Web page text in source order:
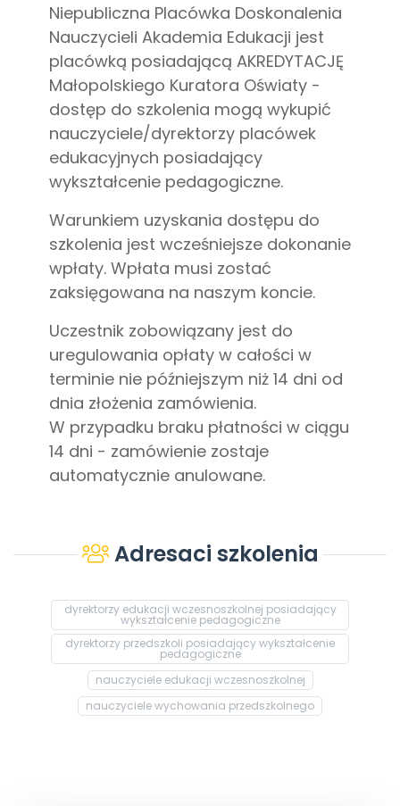
Niepubliczna Placówka Doskonalenia
Nauczycieli Akademia Edukacji jest
placówką posiadającą AKREDYTACJĘ
Małopolskiego Kuratora Oświaty -
dostęp do szkolenia mogą wykupić
nauczyciele/dyrektorzy placówek
edukacyjnych posiadający
wykształcenie pedagogiczne.
Warunkiem uzyskania dostępu do
szkolenia jest wcześniejsze dokonanie
wpłaty. Wpłata musi zostać
zaksięgowana na naszym koncie.
Uczestnik zobowiązany jest do
uregulowania opłaty w całości w
terminie nie późniejszym niż 14 dni od
dnia złożenia zamówienia.
W przypadku braku płatności w ciągu
14 dni - zamówienie zostaje
automatycznie anulowane.
Adresaci szkolenia
dyrektorzy edukacji wczesnoszkolnej posiadający
wykształcenie pedagogiczne
dyrektorzy przedszkoli posiadający wykształcenie
pedagogiczne
nauczyciele edukacji wczesnoszkolnej
nauczyciele wychowania przedszkolnego